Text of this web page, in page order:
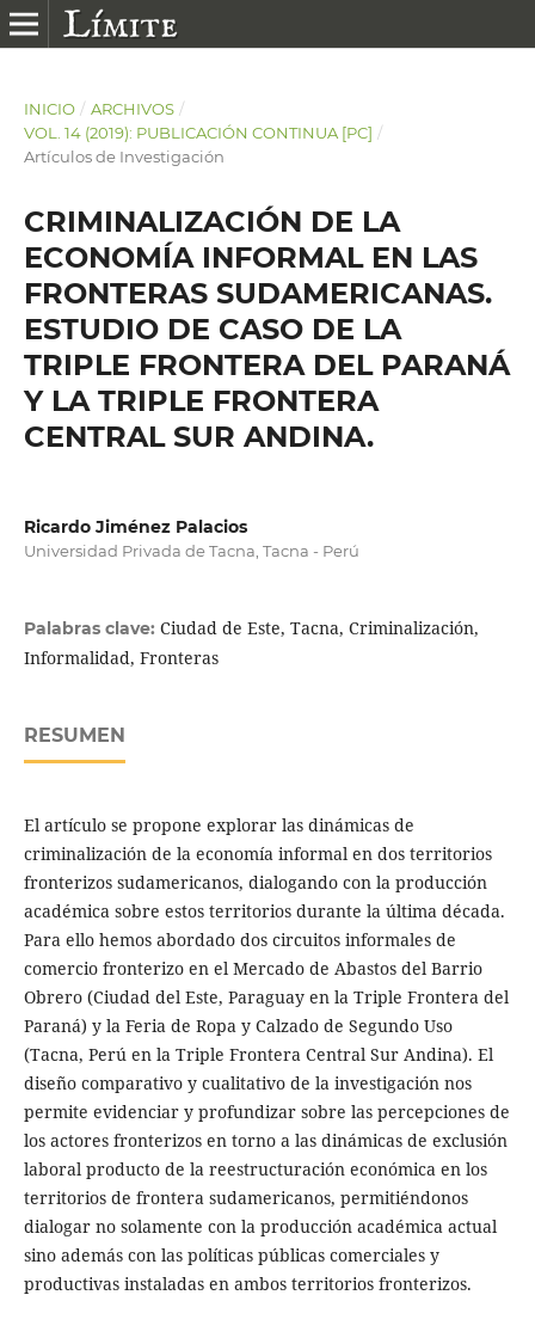
INICIO / ARCHIVOS /
VOL. 14 (2019): PUBLICACIÓN CONTINUA [PC] /
Artículos de Investigación
CRIMINALIZACIÓN DE LA
ECONOMÍA INFORMAL EN LAS
FRONTERAS SUDAMERICANAS.
ESTUDIO DE CASO DE LA
TRIPLE FRONTERA DEL PARANÁ
Y LA TRIPLE FRONTERA
CENTRAL SUR ANDINA.
Ricardo Jiménez Palacios
Universidad Privada de Tacna, Tacna - Perú
Palabras clave: Ciudad de Este, Tacna, Criminalización,
Informalidad, Fronteras
RESUMEN
El artículo se propone explorar las dinámicas de
criminalización de la economía informal en dos territorios
fronterizos sudamericanos, dialogando con la producción
académica sobre estos territorios durante la última década.
Para ello hemos abordado dos circuitos informales de
comercio fronterizo en el Mercado de Abastos del Barrio
Obrero (Ciudad del Este, Paraguay en la Triple Frontera del
Paraná) y la Feria de Ropa y Calzado de Segundo Uso
(Tacna, Perú en la Triple Frontera Central Sur Andina). El
diseño comparativo y cualitativo de la investigación nos
permite evidenciar y profundizar sobre las percepciones de
los actores fronterizos en torno a las dinámicas de exclusión
laboral producto de la reestructuración económica en los
territorios de frontera sudamericanos, permitiéndonos
dialogar no solamente con la producción académica actual
sino además con las políticas públicas comerciales y
productivas instaladas en ambos territorios fronterizos.